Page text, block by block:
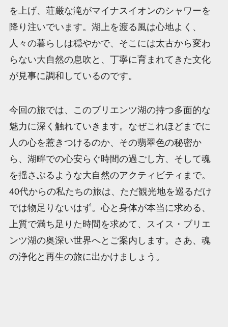
を上げ、荘厳な滝がマイナスイオンのシャワーを
降り注いでいます。湖上を渡る風は心地よく、
人々の暮らしは穏やかで、そこには太古から変わ
らない大自然の息吹と、丁寧に育まれてきた文化
が見事に調和しているのです。
今回の旅では、このブリエンツ湖の持つ多面的な
魅力に深く触れていきます。なぜこれほどまでに
人の心を惹きつけるのか、その翡翠色の秘密か
ら、湖畔での心安らぐ時間の過ごし方、そして魂
を揺さぶるような大自然のアクティビティまで。
40代からの私たちの旅は、ただ観光地を巡るだけ
では物足りないはず。心と身体が本当に求める、
上質で満ち足りた時間を求めて、スイス・ブリエ
ンツ湖の奥深い世界へとご案内します。さあ、魂
の浄化と再生の旅に出かけましょう。